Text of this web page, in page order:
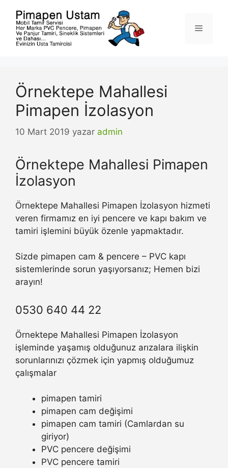
Menü
Örnektepe Mahallesi
Pimapen İzolasyon
10 Mart 2019 yazar admin
Örnektepe Mahallesi Pimapen
İzolasyon
Örnektepe Mahallesi Pimapen İzolasyon hizmeti
veren firmamız en iyi pencere ve kapı bakım ve
tamiri işlemini büyük özenle yapmaktadır.
Sizde pimapen cam & pencere – PVC kapı
sistemlerinde sorun yaşıyorsanız; Hemen bizi
arayın!
0530 640 44 22
Örnektepe Mahallesi Pimapen İzolasyon
işleminde yaşamış olduğunuz arızalara ilişkin
sorunlarınızı çözmek için yapmış olduğumuz
çalışmalar
pimapen tamiri
pimapen cam değişimi
pimapen cam tamiri (Camlardan su
giriyor)
PVC pencere değişimi
PVC pencere tamiri